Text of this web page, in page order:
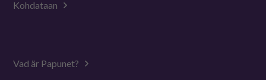
Kohdataan
Vad är Papunet?